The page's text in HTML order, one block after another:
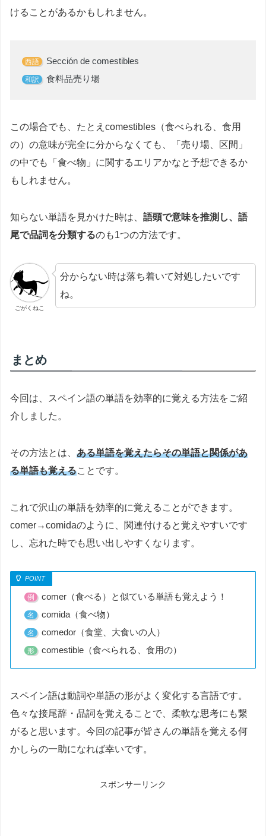
けることがあるかもしれません。
西語 Sección de comestibles
和訳 食料品売り場
この場合でも、たとえcomestibles（食べられる、食用
の）の意味が完全に分からなくても、「売り場、区間」
の中でも「食べ物」に関するエリアかなと予想できるか
もしれません。
知らない単語を見かけた時は、 語頭で意味を推測し、語
尾で品詞を分類するのも1つの方法です。
ごがくねこ
分からない時は落ち着いて対処したいです
ね。
まとめ
今回は、スペイン語の単語を効率的に覚える方法をご紹
介しました。
その方法とは、 ある単語を覚えたらその単語と関係があ
る単語も覚えることです。
これで沢山の単語を効率的に覚えることができます。
comer→comidaのように、関連付けると覚えやすいです
し、忘れた時でも思い出しやすくなります。
例 comer（食べる）と似ている単語も覚えよう！
名 comida（食べ物）
名 comedor（食堂、大食いの人）
形 comestible（食べられる、食用の）
スペイン語は動詞や単語の形がよく変化する言語です。
色々な接尾辞・品詞を覚えることで、柔軟な思考にも繋
がると思います。今回の記事が皆さんの単語を覚える何
かしらの一助になれば幸いです。
スポンサーリンク